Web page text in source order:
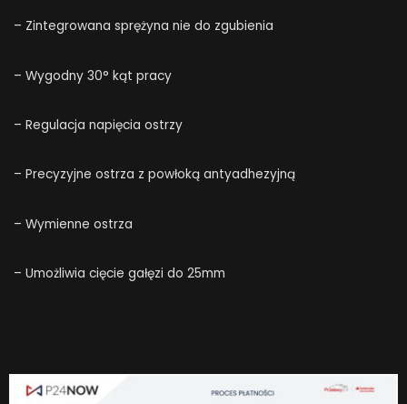
– Zintegrowana sprężyna nie do zgubienia
– Wygodny 30° kąt pracy
– Regulacja napięcia ostrzy
– Precyzyjne ostrza z powłoką antyadhezyjną
– Wymienne ostrza
– Umożliwia cięcie gałęzi do 25mm